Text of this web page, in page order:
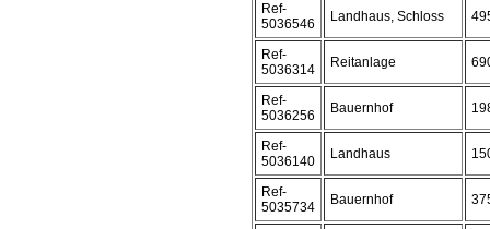
Ref-
5036546
Landhaus, Schloss
Ref-
5036314
Reitanlage
Ref-
5036256
Bauernhof
Ref-
5036140
Landhaus
Ref-
5035734
Bauernhof